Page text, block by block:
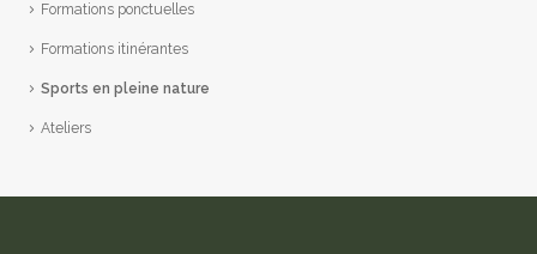
Formations ponctuelles
Formations itinérantes
Sports en pleine nature
Ateliers